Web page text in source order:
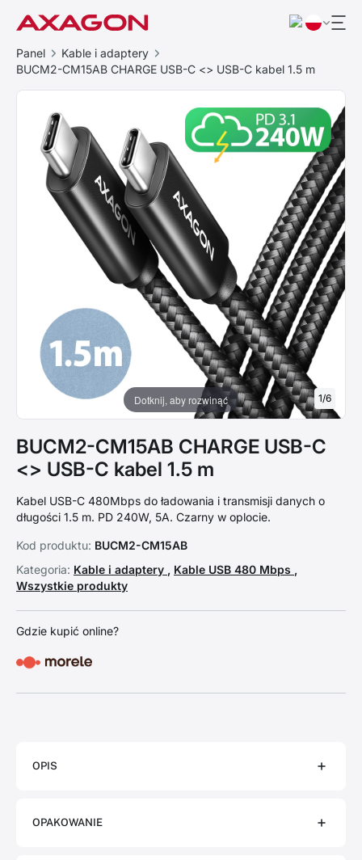
Panel
Kable i adaptery
BUCM2-CM15AB CHARGE USB-C <> USB-C kabel 1.5 m
Dotknij, aby rozwinąć 1/6
BUCM2-CM15AB CHARGE USB-C
<> USB-C kabel 1.5 m
Kabel USB-C 480Mbps do ładowania i transmisji danych o
długości 1.5 m. PD 240W, 5A. Czarny w oplocie.
Kod produktu: BUCM2-CM15AB
Kategoria: Kable i adaptery , Kable USB 480 Mbps ,
Wszystkie produkty
Gdzie kupić online?
OPIS
OPAKOWANIE